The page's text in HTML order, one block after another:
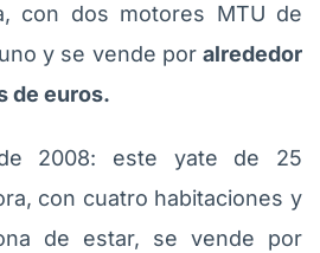
con dos motores MTU de
y se vende por alrededor
de euros.
2008: este yate de 25
con cuatro habitaciones y
de estar, se vende por